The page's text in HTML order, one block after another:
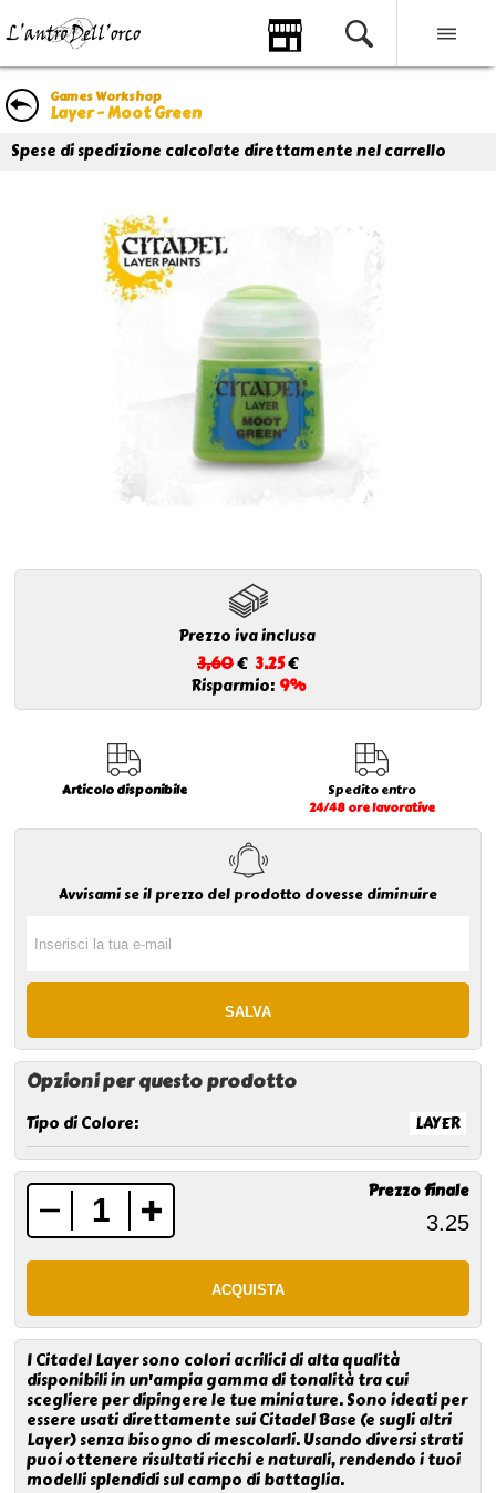
Games Workshop
Layer - Moot Green
Spese di spedizione calcolate direttamente nel carrello
Prezzo iva inclusa
3,60€ 3.25€
Risparmio: 9%
Articolo disponibile
Spedito entro
24/48 ore lavorative
Avvisami se il prezzo del prodotto dovesse diminuire
Opzioni per questo prodotto
Tipo di Colore: LAYER
Prezzo finale
I Citadel Layer sono colori acrilici di alta qualità
disponibili in un'ampia gamma di tonalità tra cui
scegliere per dipingere le tue miniature. Sono ideati per
essere usati direttamente sui Citadel Base (e sugli altri
Layer) senza bisogno di mescolarli. Usando diversi strati
puoi ottenere risultati ricchi e naturali, rendendo i tuoi
modelli splendidi sul campo di battaglia.